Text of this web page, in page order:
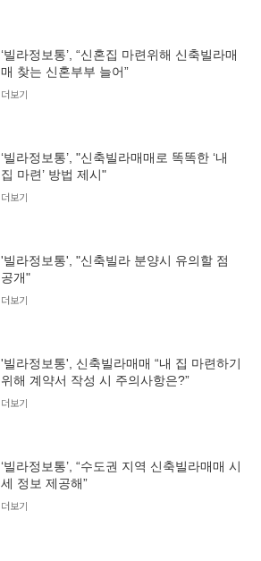
‘빌라정보통’, “신혼집 마련위해 신축빌라매
매 찾는 신혼부부 늘어”
더보기
‘빌라정보통’, "신축빌라매매로 똑똑한 ‘내
집 마련’ 방법 제시"
더보기
'빌라정보통', "신축빌라 분양시 유의할 점
공개"
더보기
'빌라정보통', 신축빌라매매 “내 집 마련하기
위해 계약서 작성 시 주의사항은?”
더보기
‘빌라정보통’, “수도권 지역 신축빌라매매 시
세 정보 제공해”
더보기